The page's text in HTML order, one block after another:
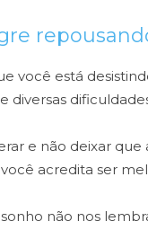
você está
diversas
e não deixar
acredita ser
não nos